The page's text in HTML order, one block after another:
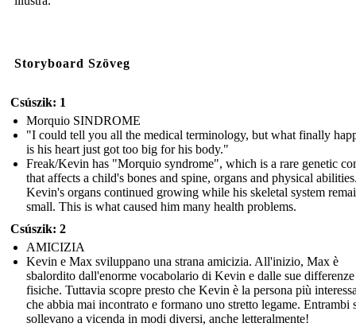
Storyboard Szöveg
Csúszik: 1
Morquio SINDROME
"I could tell you all the medical terminology, but what finally
is his heart just got too big for his body."
Freak/Kevin has "Morquio syndrome", which is a rare genetic
that affects a child's bones and spine, organs and physical
Kevin's organs continued growing while his skeletal system
small. This is what caused him many health problems.
Csúszik: 2
AMICIZIA
Kevin e Max sviluppano una strana amicizia. All'inizio, Max è
sbalordito dall'enorme vocabolario di Kevin e dalle sue differenze
fisiche. Tuttavia scopre presto che Kevin è la persona più
che abbia mai incontrato e formano uno stretto legame. Entrambi
sollevano a vicenda in modi diversi, anche letteralmente!